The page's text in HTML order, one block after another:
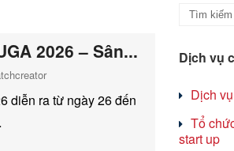
2026 – Sân...
diễn ra từ ngày 26 đến
Dịch vụ
Dịch
Tổ
start up